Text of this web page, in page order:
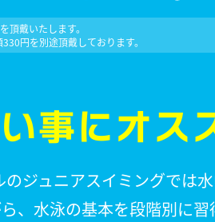
戴いたします。
円を別途頂戴しております。
事にオス
のジュニアスイミングでは
、水泳の基本を段階別に習